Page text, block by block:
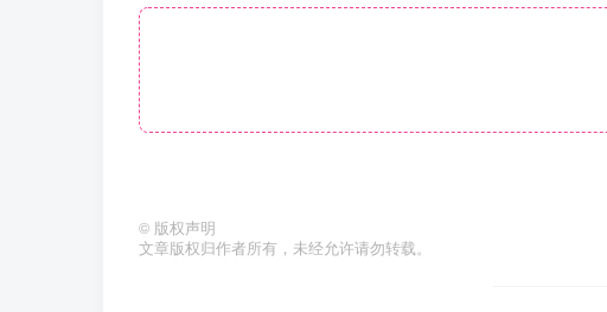
© 版权声明
文章版权归作者所有，未经允许请勿转载。